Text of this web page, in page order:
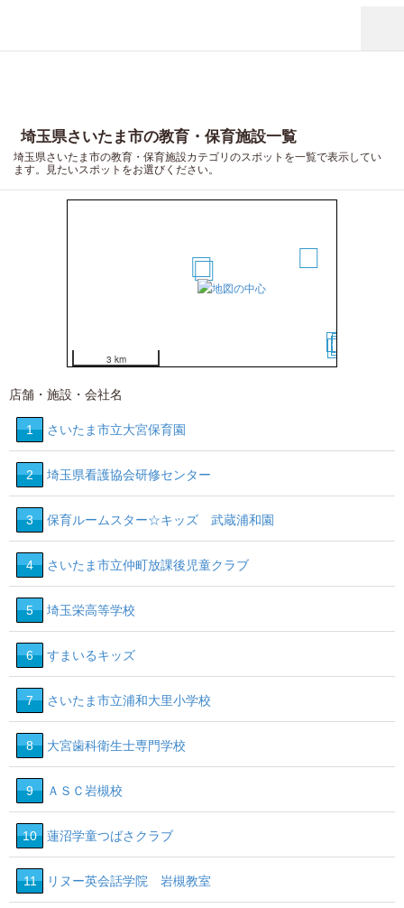
埼玉県さいたま市の教育・保育施設一覧
埼玉県さいたま市の教育・保育施設カテゴリのスポットを一覧で表示してい
ます。見たいスポットをお選びください。
1
5
812
3 km
店舗・施設・会社名
1 さいたま市立大宮保育園
2 埼玉県看護協会研修センター
3 保育ルームスター☆キッズ 武蔵浦和園
4 さいたま市立仲町放課後児童クラブ
5 埼玉栄高等学校
6 すまいるキッズ
7 さいたま市立浦和大里小学校
8 大宮歯科衛生士専門学校
9 ＡＳＣ岩槻校
10 蓮沼学童つばさクラブ
11 リヌー英会話学院 岩槻教室